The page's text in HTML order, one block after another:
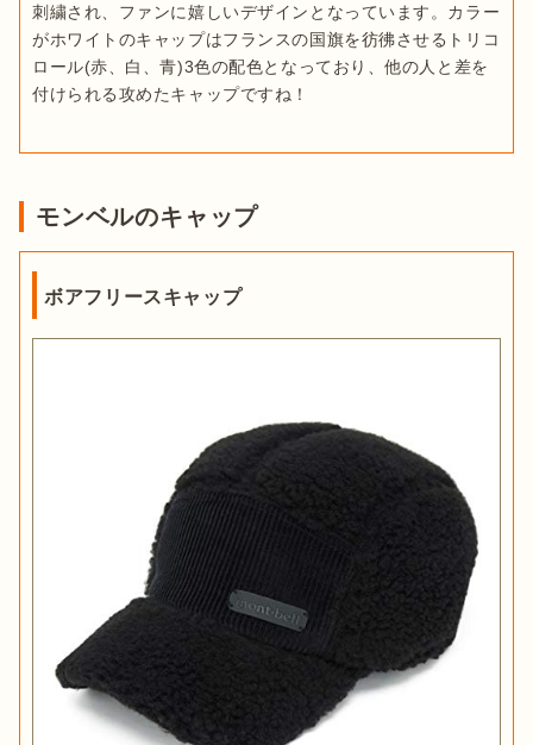
刺繍され、ファンに嬉しいデザインとなっています。カラー
がホワイトのキャップはフランスの国旗を彷彿させるトリコ
ロール(赤、白、青)3色の配色となっており、他の人と差を
モンベルのキャップ
ボアフリースキャップ